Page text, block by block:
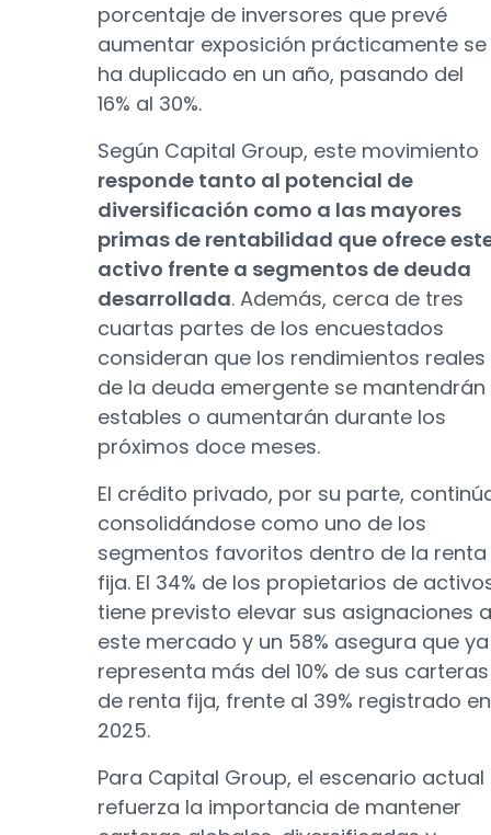
porcentaje de inversores que prevé
aumentar exposición prácticamente se
ha duplicado en un año, pasando del
16% al 30%.
Según Capital Group, este movimiento
responde tanto al potencial de
diversificación como a las mayores
primas de rentabilidad que ofrece
activo frente a segmentos de deuda
desarrollada. Además, cerca de tres
cuartas partes de los encuestados
consideran que los rendimientos reales
de la deuda emergente se mantendrán
estables o aumentarán durante los
próximos doce meses.
El crédito privado, por su parte,
consolidándose como uno de los
segmentos favoritos dentro de la renta
fija. El 34% de los propietarios de
tiene previsto elevar sus asignaciones a
este mercado y un 58% asegura que ya
representa más del 10% de sus carteras
de renta fija, frente al 39% registrado en
2025.
Para Capital Group, el escenario actual
refuerza la importancia de mantener